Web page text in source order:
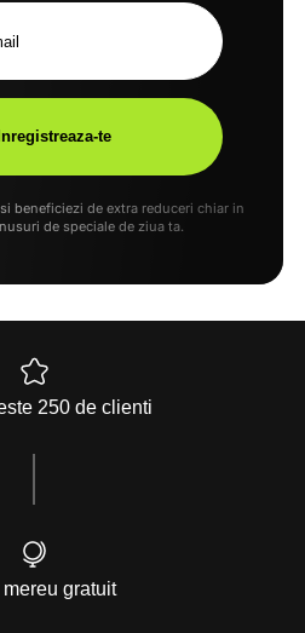
beneficiezi de extra reduceri chiar in
de speciale de ziua ta.
250 de clienti
mereu gratuit